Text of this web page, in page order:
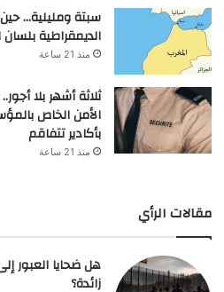
سبتة ومليلية…
الديمقراطية بلسان
منذ 21 ساعة
ثلاثة أشهر بلا
الأمن الخاص
بأكادير تتفاقم
منذ 21 ساعة
مقالات الرأي
هل ضحايا العبور
زائدة؟